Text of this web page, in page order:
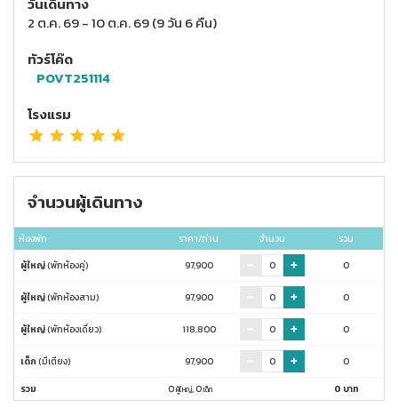
2 ต.ค. 69-10 ต.ค. 69(9 วัน 6 คืน)
ทัวร์โค๊ด
POVT251114
โรงแรม
จำนวนผู้เดินทาง
ห้องพัก ราคา/ท่าน จำนวน
รวม
ผู้ใหญ่ (พักห้องคู่) 97,900 0
ผู้ใหญ่ (พักห้องสาม) 97,900 0
ผู้ใหญ่ (พักห้องเดี่ยว) 118,800 0
เด็ก (มีเตียง) 97,900 0
รวม 0ผู้ใหญ่,0เด็ก 0 บาท